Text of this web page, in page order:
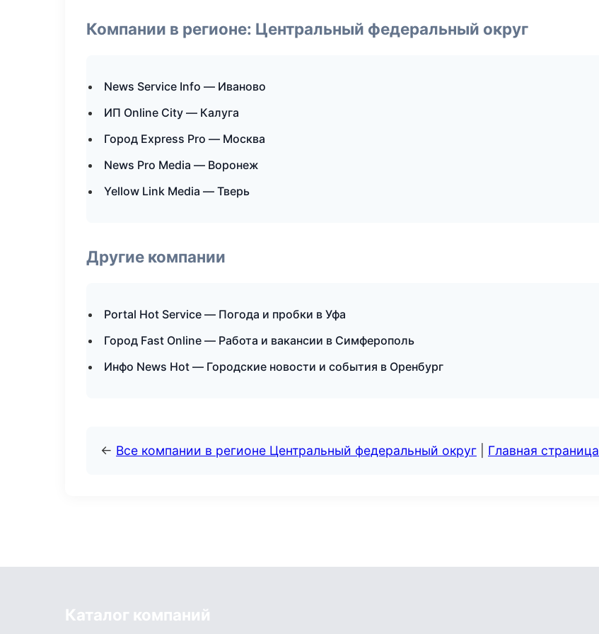
Компании в регионе: Центральный федеральный округ
News Service Info — Иваново
ИП Online City — Калуга
Город Express Pro — Москва
News Pro Media — Воронеж
Yellow Link Media — Тверь
Другие компании
Portal Hot Service — Погода и пробки в Уфа
Город Fast Online — Работа и вакансии в Симферополь
Инфо News Hot — Городские новости и события в Оренбург
← Все компании в регионе Центральный федеральный округ Главная страница
Каталог компаний